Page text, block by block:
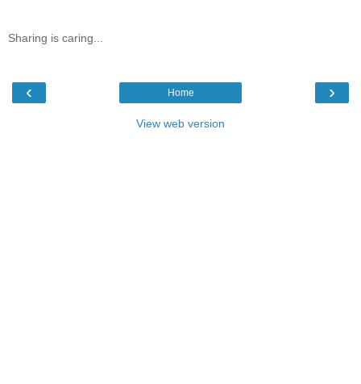
Sharing is caring...
‹ ›
Home
View web version